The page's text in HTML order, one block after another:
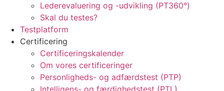
Lederevaluering og -udvikling (PT360°)
Skal du testes?
Testplatform
Certificering
Certificeringskalender
Om vores certificeringer
Personligheds- og adfærdstest (PTP)
Intelligens- og færdighedstest (PTL)